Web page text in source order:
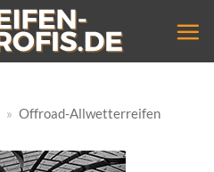
» Offroad-Allwetterreifen